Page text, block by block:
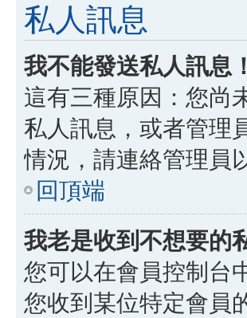
私人訊息
我不能發送私人訊息！
這有三種原因：您尚
私人訊息，或者管理
情況，請連絡管理員
回頂端
我老是收到不想要的
您可以在會員控制台
您收到某位特定會員